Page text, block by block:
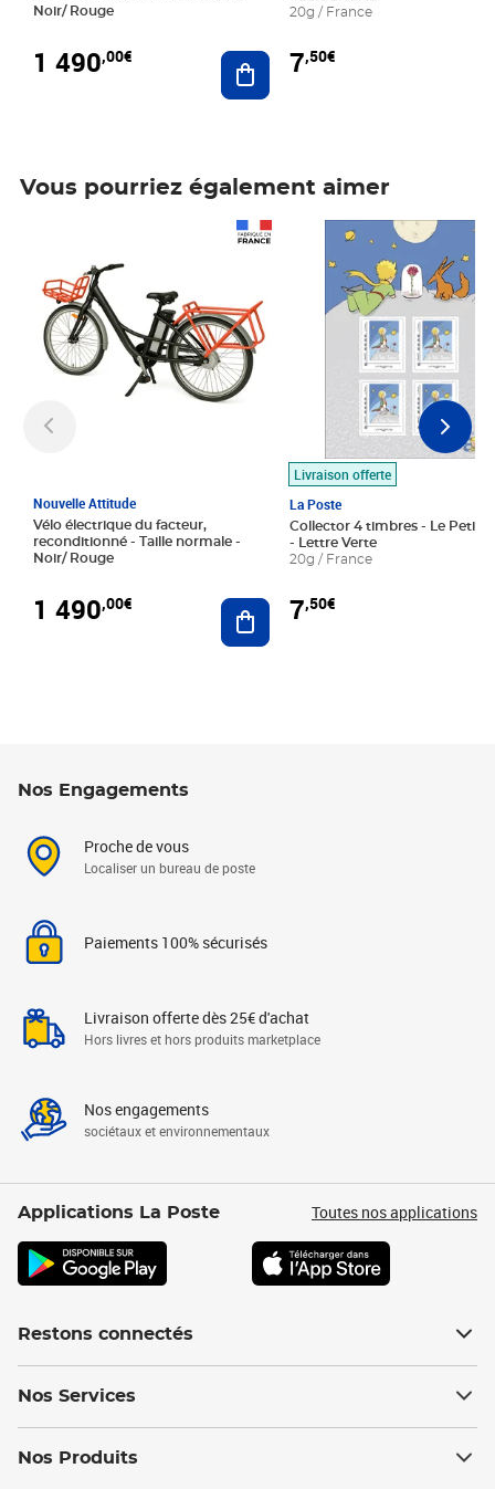
Noir/ Rouge
1 490,00€ Ajouter au panier
20g / France
7,50€
Vous pourriez également aimer
Nouvelle Attitude
Vélo électrique du facteur,
reconditionné - Taille normale -
Noir/ Rouge
1 490,00€ Ajouter au panier
Livraison offerte
La Poste
Collector 4 timbres - Le Petit
- Lettre Verte
20g / France
7,50€
Prix 7,50€
Nos Engagements
Proche de vous
Localiser un bureau de poste
Paiements 100% sécurisés
Livraison offerte dès 25€ d'achat
Hors livres et hors produits marketplace
Nos engagements
sociétaux et environnementaux
Applications La Poste Toutes nos applications
Restons connectés
Nos Services
Nos Produits